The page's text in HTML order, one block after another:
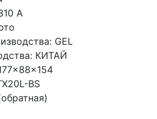
А
GEL
КИТАЙ
BS